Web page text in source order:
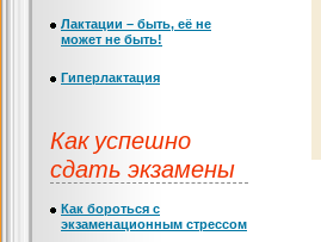
Лактации – быть, её не
может не быть!
Гиперлактация
Как успешно
сдать экзамены
Как бороться с
экзаменационным стрессом